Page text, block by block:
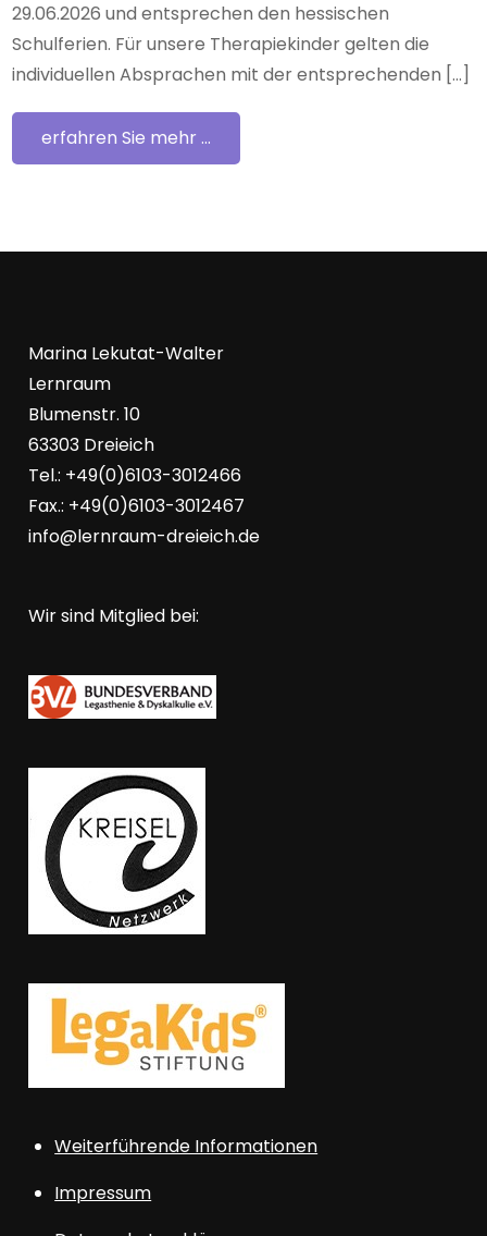
29.06.2026 und entsprechen den hessischen
Schulferien. Für unsere Therapiekinder gelten die
individuellen Absprachen mit der entsprechenden […]
erfahren Sie mehr ...
Marina Lekutat-Walter
Lernraum
Blumenstr. 10
63303 Dreieich
Tel.: +49(0)6103-3012466
Fax.: +49(0)6103-3012467
info@lernraum-dreieich.de
Wir sind Mitglied bei:
Weiterführende Informationen
Impressum